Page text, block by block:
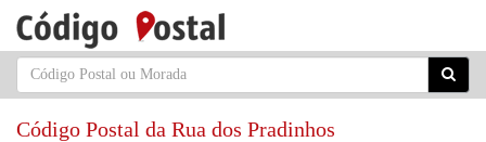
Código Postal da Rua dos Pradinhos